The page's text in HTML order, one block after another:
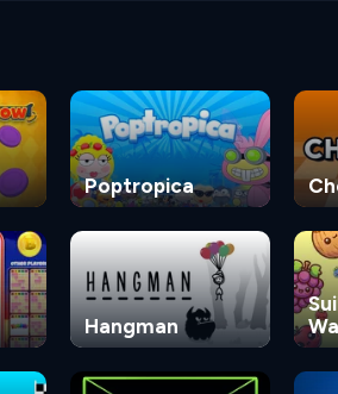
Poptropica
Hangman